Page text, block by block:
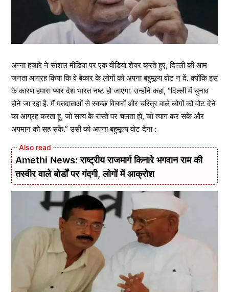
अन्ना हजारे ने सोशल मीडिया पर एक वीडियो शेयर करते हुए, दिल्ली की आम
जनता आग्रह किया कि वे बेकार के लोगों को अपना बहुमूल्य वोट न दें. क्योंकि इस
के कारण हमारा प्यार देश भारत नष्ट हो जाएगा. उन्होंने कहा, “दिल्ली में चुनाव
होने जा रहा है. मैं मतदाताओं से स्वच्छ विचारों और चरित्र वाले लोगों को वोट देने
का आग्रह करता हूं, जो सत्य के रास्ते पर चलता हो, जो त्याग कर सके और
अपमान को सह सके.” उसी को अपना बहुमूल्य वोट देना :
Amethi News: राष्ट्रीय राजमार्ग किनारे भगवान राम की
तस्वीर वाले बोर्डों पर गंदगी, लोगों में आक्रोश